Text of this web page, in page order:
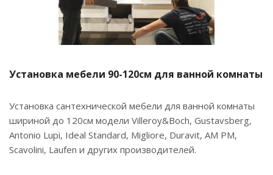
Установка мебели 90-120см для ванной комнаты
Установка сантехнической мебели для ванной комнаты
шириной до 120см модели Villeroy&Boch, Gustavsberg,
Antonio Lupi, Ideal Standard, Migliore, Duravit, AM PM,
Scavolini, Laufen и других производителей.